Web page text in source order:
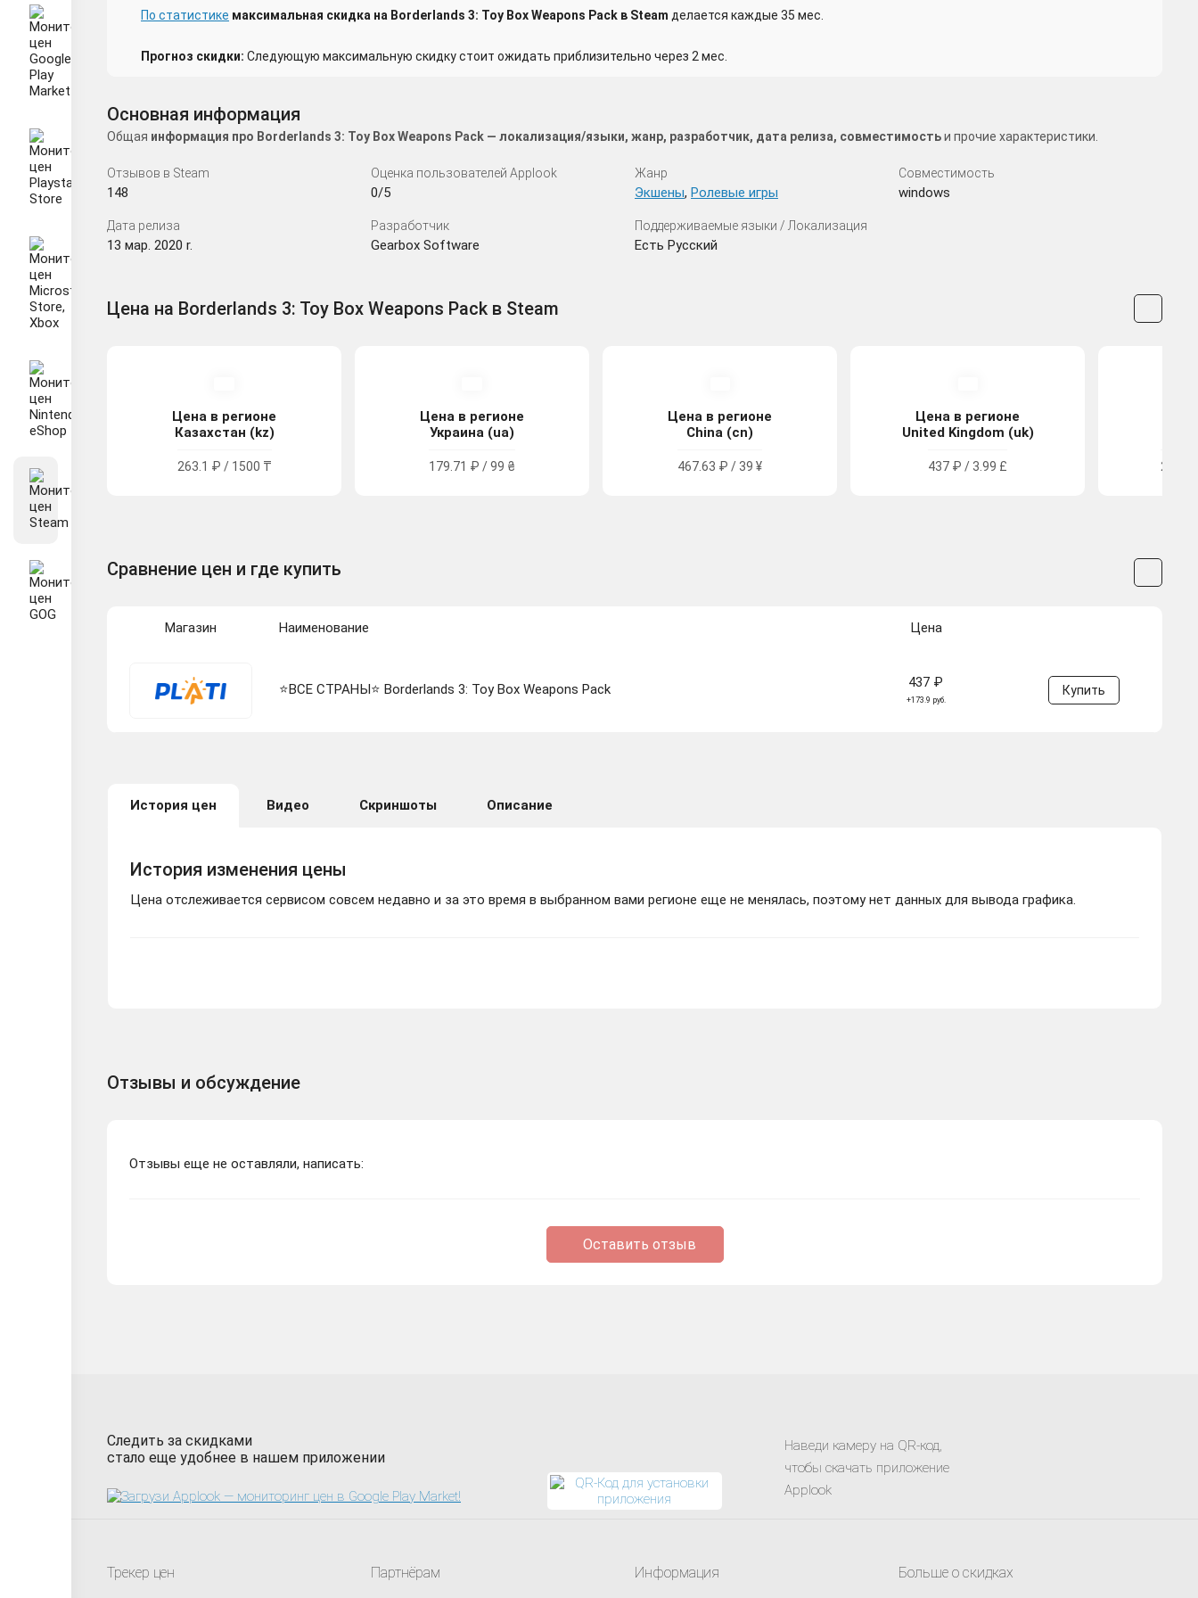
По статистике максимальная скидка на Borderlands 3: Toy Box Weapons Pack в Steam делается каждые 35 мес.
Прогноз скидки: Следующую максимальную скидку стоит ожидать приблизительно через 2 мес.
Основная информация
Общая информация про Borderlands 3: Toy Box Weapons Pack — локализация/языки, жанр, разработчик, дата релиза, совместимостьи прочие характеристики.
Отзывов в Steam
148
Оценка пользователей Applook
0/5
Жанр
Экшены, Ролевые игры
Совместимость
windows
Дата релиза
13 мар. 2020 r.
Разработчик
Gearbox Software
Поддерживаемые языки / Локализация
Есть Русский
Цена на Borderlands 3: Toy Box Weapons Pack в Steam
Цена в регионе
Казахстан (kz)
263.1 ₽ / 1500 ₸
Цена в регионе
Украина (ua)
179.71 ₽ / 99 ₴
Цена в регионе
China (cn)
467.63 ₽ / 39 ¥
Цена в регионе
United Kingdom (uk)
437 ₽ / 3.99 £
Сравнение цен и где купить
Магазин Наименование Цена
⭐️ВСЕ СТРАНЫ⭐️ Borderlands 3: Toy Box Weapons Pack 437 ₽
+173.9 руб.
Купить
История цен Видео Скриншоты Описание
История изменения цены
Цена отслеживается сервисом совсем недавно и за это время в выбранном вами регионе еще не менялась, поэтому нет данных для вывода графика.
Отзывы и обсуждение
Отзывы еще не оставляли, написать:
Оставить отзыв
Следить за скидками
стало еще удобнее в нашем приложении
Наведи камеру на QR-код,
чтобы скачать приложение
Applook
Трекер цен Партнёрам Информация Больше о скидках